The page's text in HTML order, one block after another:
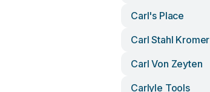
Carl's Place
Carl Stahl Kromer
Carl Von Zeyten
Carlyle Tools